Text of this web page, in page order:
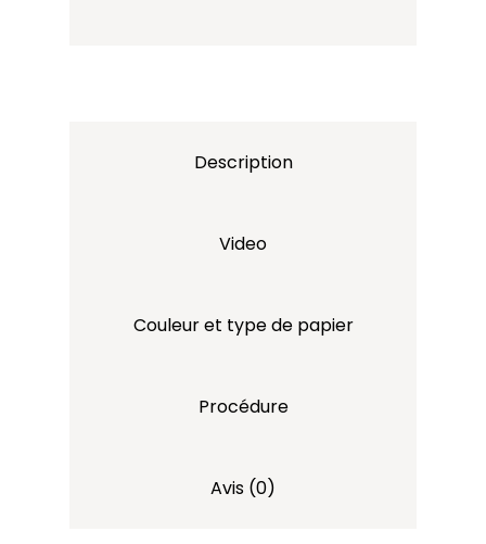
Description
Video
Couleur et type de papier
Procédure
Avis (0)